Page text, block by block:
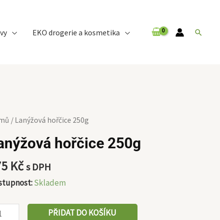
EKO drogerie a kosmetika Hledat
/ Lanýžová hořčice 250g
hořčice 250g
Kčs DPH
Skladem
PŘIDAT DO KOŠÍKU